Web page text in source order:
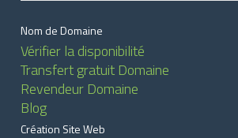
Nom de Domaine
Vérifier la disponibilité
Transfert gratuit Domaine
Revendeur Domaine
Blog
Création Site Web